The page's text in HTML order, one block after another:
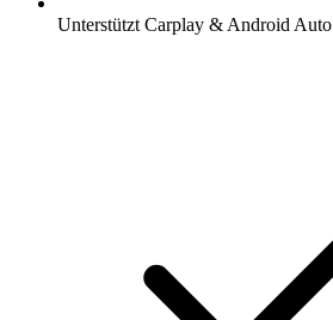
Unterstützt Carplay & Android Auto